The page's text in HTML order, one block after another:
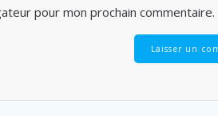
pour mon prochain commentaire.